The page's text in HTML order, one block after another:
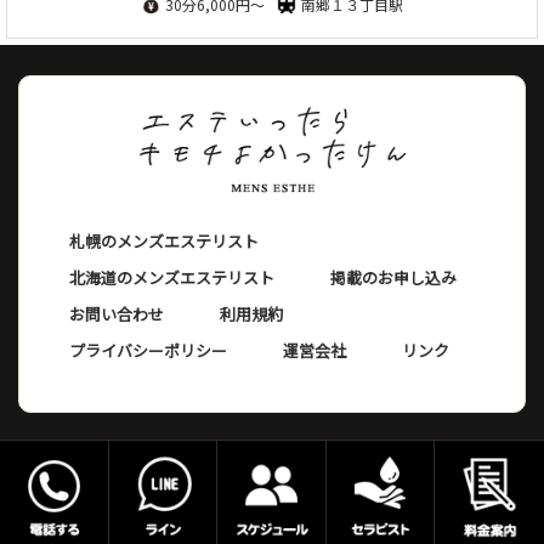
30分6,000円～ 南郷１３丁目駅
札幌のメンズエステリスト
北海道のメンズエステリスト
掲載のお申し込み
お問い合わせ
利用規約
プライバシーポリシー
運営会社 リンク
©エステ行ったら気持ち良かった件